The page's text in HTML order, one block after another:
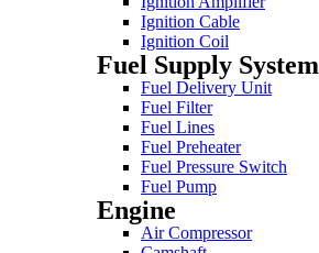
Ignition Cable
Ignition Coil
Fuel Supply System
Fuel Delivery Unit
Fuel Filter
Fuel Lines
Fuel Preheater
Fuel Pressure Switch
Fuel Pump
Engine
Air Compressor